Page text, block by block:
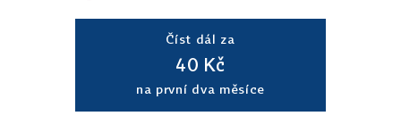
Číst dál za
40 Kč
na první dva měsíce